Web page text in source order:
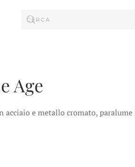
Age
acciaio e metallo cromato, paralume